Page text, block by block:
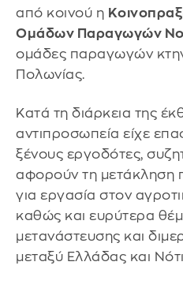
από κοινού η
Ομάδων Παραγωγών
ομάδες παραγωγών
Πολωνίας.
Κατά τη διάρκεια της
αντιπροσωπεία είχε
ξένους εργοδότες,
αφορούν τη μετάκληση
για εργασία στον
καθώς και ευρύτερα
μετανάστευσης και
μεταξύ Ελλάδας και